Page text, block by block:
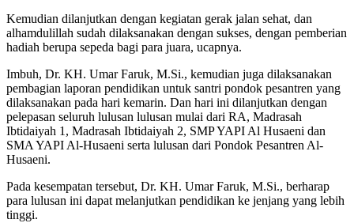
Kemudian dilanjutkan dengan kegiatan gerak jalan sehat, dan
alhamdulillah sudah dilaksanakan dengan sukses, dengan pemberian
hadiah berupa sepeda bagi para juara, ucapnya.
Imbuh, Dr. KH. Umar Faruk, M.Si., kemudian juga dilaksanakan
pembagian laporan pendidikan untuk santri pondok pesantren yang
dilaksanakan pada hari kemarin. Dan hari ini dilanjutkan dengan
pelepasan seluruh lulusan lulusan mulai dari RA, Madrasah
Ibtidaiyah 1, Madrasah Ibtidaiyah 2, SMP YAPI Al Husaeni dan
SMA YAPI Al-Husaeni serta lulusan dari Pondok Pesantren Al-
Husaeni.
Pada kesempatan tersebut, Dr. KH. Umar Faruk, M.Si., berharap
para lulusan ini dapat melanjutkan pendidikan ke jenjang yang lebih
tinggi.